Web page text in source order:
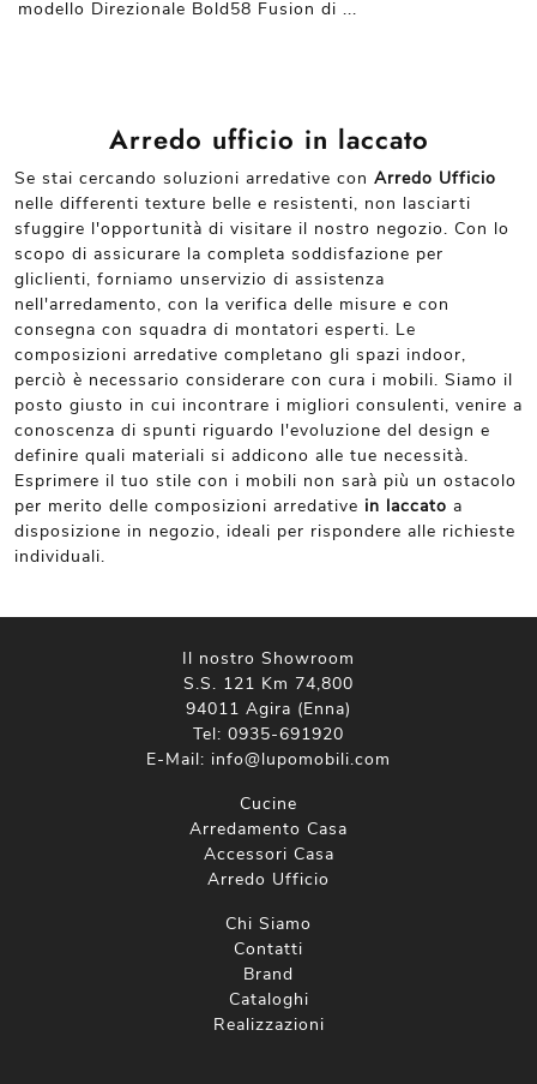
modello Direzionale Bold58 Fusion di ...
Arredo ufficio in laccato
Se stai cercando soluzioni arredative con Arredo Ufficio
nelle differenti texture belle e resistenti, non lasciarti
sfuggire l'opportunità di visitare il nostro negozio. Con lo
scopo di assicurare la completa soddisfazione per
gliclienti, forniamo unservizio di assistenza
nell'arredamento, con la verifica delle misure e con
consegna con squadra di montatori esperti. Le
composizioni arredative completano gli spazi indoor,
perciò è necessario considerare con cura i mobili. Siamo il
posto giusto in cui incontrare i migliori consulenti, venire a
conoscenza di spunti riguardo l'evoluzione del design e
definire quali materiali si addicono alle tue necessità.
Esprimere il tuo stile con i mobili non sarà più un ostacolo
per merito delle composizioni arredative in laccato a
disposizione in negozio, ideali per rispondere alle richieste
individuali.
Il nostro Showroom
S.S. 121 Km 74,800
94011 Agira (Enna)
Tel: 0935-691920
E-Mail: info@lupomobili.com
Cucine
Arredamento Casa
Accessori Casa
Arredo Ufficio
Chi Siamo
Contatti
Brand
Cataloghi
Realizzazioni